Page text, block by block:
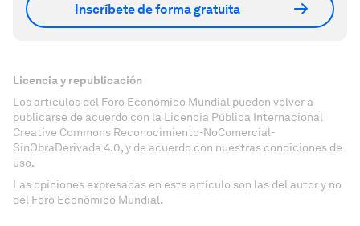
Inscríbete de forma gratuita
Licencia y republicación
Los artículos del Foro Económico Mundial pueden volver a
publicarse de acuerdo con la Licencia Pública Internacional
Creative Commons Reconocimiento-NoComercial-
SinObraDerivada 4.0, y de acuerdo con nuestras condiciones de
uso.
Las opiniones expresadas en este artículo son las del autor y no
del Foro Económico Mundial.